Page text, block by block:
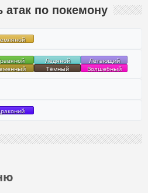
по покемону
Ледяной
Летающий
Тёмный Волшебный